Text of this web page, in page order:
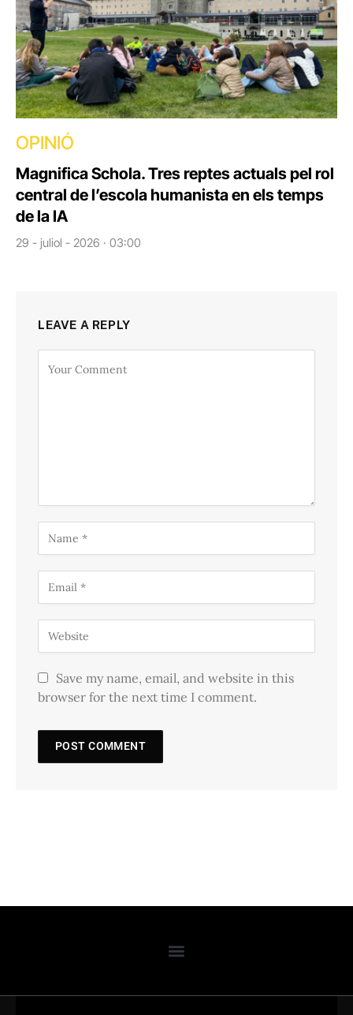
OPINIÓ
Magnifica Schola. Tres reptes actuals pel rol
central de l’escola humanista en els temps
de la IA
29 - juliol - 2026 · 03:00
LEAVE A REPLY
Save my name, email, and website in this
browser for the next time I comment.